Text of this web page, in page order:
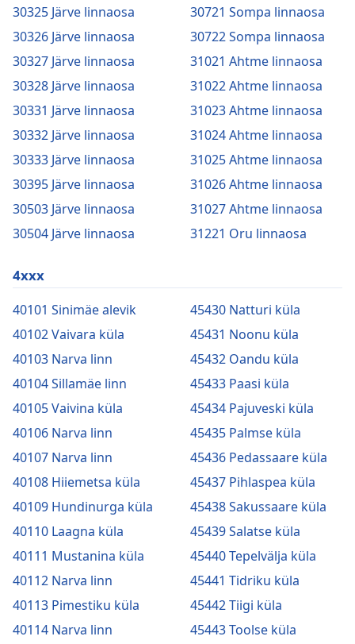
30325 Järve linnaosa
30326 Järve linnaosa
30327 Järve linnaosa
30328 Järve linnaosa
30331 Järve linnaosa
30332 Järve linnaosa
30333 Järve linnaosa
30395 Järve linnaosa
30503 Järve linnaosa
30504 Järve linnaosa
30721 Sompa linnaosa
30722 Sompa linnaosa
31021 Ahtme linnaosa
31022 Ahtme linnaosa
31023 Ahtme linnaosa
31024 Ahtme linnaosa
31025 Ahtme linnaosa
31026 Ahtme linnaosa
31027 Ahtme linnaosa
31221 Oru linnaosa
4xxx
40101 Sinimäe alevik
40102 Vaivara küla
40103 Narva linn
40104 Sillamäe linn
40105 Vaivina küla
40106 Narva linn
40107 Narva linn
40108 Hiiemetsa küla
40109 Hundinurga küla
40110 Laagna küla
40111 Mustanina küla
40112 Narva linn
40113 Pimestiku küla
40114 Narva linn
45430 Natturi küla
45431 Noonu küla
45432 Oandu küla
45433 Paasi küla
45434 Pajuveski küla
45435 Palmse küla
45436 Pedassaare küla
45437 Pihlaspea küla
45438 Sakussaare küla
45439 Salatse küla
45440 Tepelvälja küla
45441 Tidriku küla
45442 Tiigi küla
45443 Toolse küla